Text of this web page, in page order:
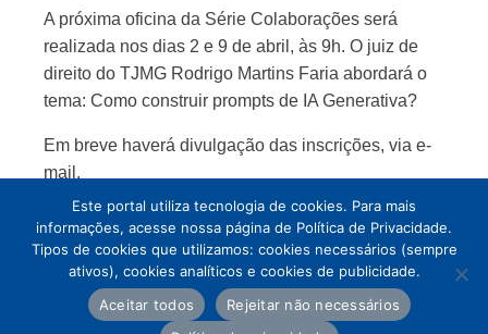
A próxima oficina da Série Colaborações será
realizada nos dias 2 e 9 de abril, às 9h. O juiz de
direito do TJMG Rodrigo Martins Faria abordará o
tema: Como construir prompts de IA Generativa?
Em breve haverá divulgação das inscrições, via e-
mail.
Este portal utiliza tecnologia de cookies. Para mais
informações, acesse nossa página de Política de Privacidade.
Tipos de cookies que utilizamos: cookies necessários (sempre
ativos), cookies analíticos e cookies de publicidade.
Aceitar todos
Rejeitar não necessários